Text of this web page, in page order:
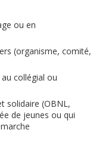
ou en
(organisme, comité,
collégial ou
solidaire (OBNL,
de jeunes ou qui